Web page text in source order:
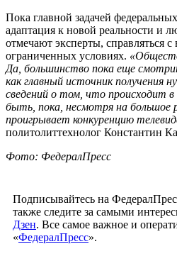
Пока главной задачей
адаптация к новой реальности и
отмечают эксперты, справляться
ограниченных условиях.
Да, большинство пока еще
как главный источник получения
сведений о том, что происходит
быть, пока, несмотря на большое
проигрывает конкуренцию
политолиттехнолог Константин
Фото: ФедералПресс
Подписывайтесь на
также следите за самыми
Дзен. Все самое важное и
«ФедералПресс».